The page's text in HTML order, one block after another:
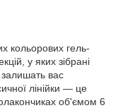
кольорових гель-
у яких зібрані
вас
лінійки — це
об'ємом 6